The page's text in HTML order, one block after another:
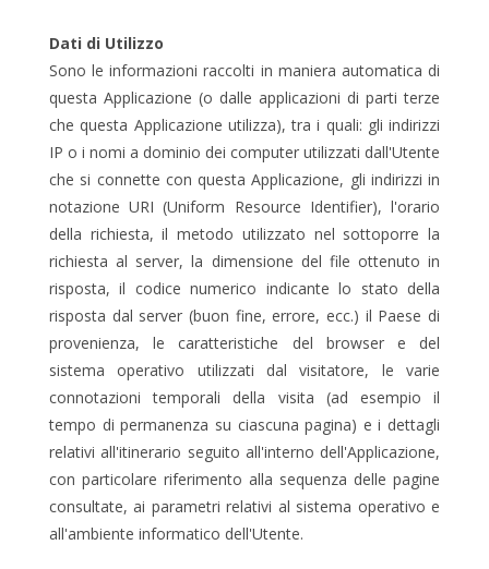
Dati di Utilizzo
Sono le informazioni raccolti in maniera automatica di
questa Applicazione (o dalle applicazioni di parti terze
che questa Applicazione utilizza), tra i quali: gli indirizzi
IP o i nomi a dominio dei computer utilizzati dall'Utente
che si connette con questa Applicazione, gli indirizzi in
notazione URI (Uniform Resource Identifier), l'orario
della richiesta, il metodo utilizzato nel sottoporre la
richiesta al server, la dimensione del file ottenuto in
risposta, il codice numerico indicante lo stato della
risposta dal server (buon fine, errore, ecc.) il Paese di
provenienza, le caratteristiche del browser e del
sistema operativo utilizzati dal visitatore, le varie
connotazioni temporali della visita (ad esempio il
tempo di permanenza su ciascuna pagina) e i dettagli
relativi all'itinerario seguito all'interno dell'Applicazione,
con particolare riferimento alla sequenza delle pagine
consultate, ai parametri relativi al sistema operativo e
all'ambiente informatico dell'Utente.